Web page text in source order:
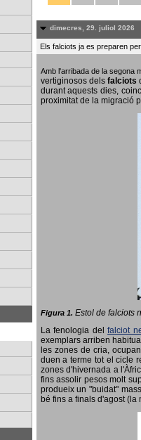
dimecres, 29. juliol 2026
Els falciots ja es preparen
Amb l'arribada de la segona
vertiginosos dels falciots
durant aquests dies,
proximitat de la migració
Figura 1. Estol de falciots
La fenologia delfalciot
exemplars arriben
les zones de cria,
duen a terme tot el cicle
zones d'hivernada a
fins assolir pesos molt
produeix un "buidat"
bé fins a finals d'agost (la